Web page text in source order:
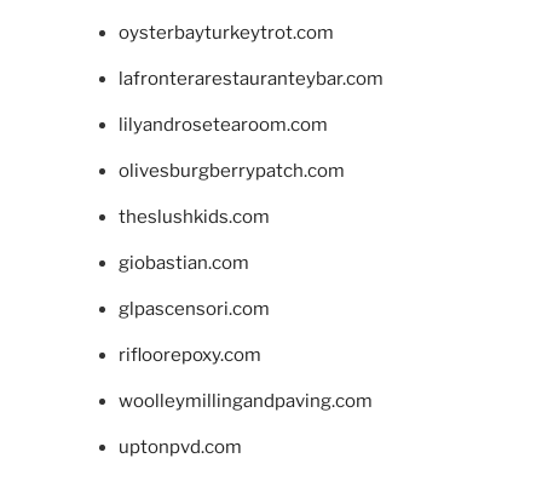
oysterbayturkeytrot.com
lafronterarestauranteybar.com
lilyandrosetearoom.com
olivesburgberrypatch.com
theslushkids.com
giobastian.com
glpascensori.com
rifloorepoxy.com
woolleymillingandpaving.com
uptonpvd.com